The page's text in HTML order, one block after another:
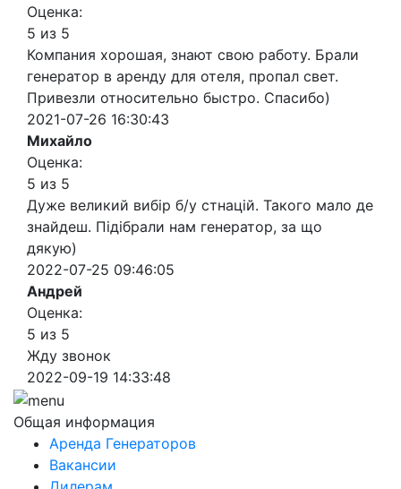
Оценка:
5 из 5
Компания хорошая, знают свою работу. Брали
генератор в аренду для отеля, пропал свет.
Привезли относительно быстро. Спасибо)
2021-07-26 16:30:43
Михайло
Оценка:
5 из 5
Дуже великий вибір б/у стнацій. Такого мало де
знайдеш. Підібрали нам генератор, за що
дякую)
2022-07-25 09:46:05
Андрей
Оценка:
5 из 5
Жду звонок
2022-09-19 14:33:48
Общая информация
Аренда Генераторов
Вакансии